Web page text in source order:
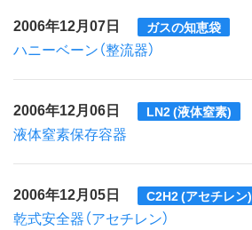
2006年12月07日 ガスの知恵袋
ハニーベーン（整流器）
2006年12月06日 LN2 (液体窒素)
液体窒素保存容器
2006年12月05日 C2H2 (アセチレン)
乾式安全器（アセチレン）